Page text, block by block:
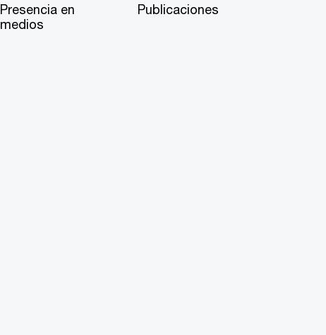
Presencia en
medios
Publicaciones